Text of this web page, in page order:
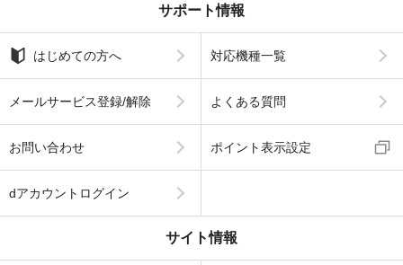
サポート情報
はじめての方へ 対応機種一覧
メールサービス登録/解除 よくある質問
お問い合わせ ポイント表示設定
dアカウントログイン
サイト情報